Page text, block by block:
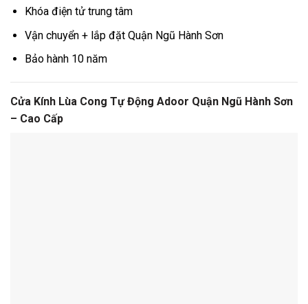
Khóa điện tử trung tâm
Vận chuyển + lắp đặt Quận Ngũ Hành Sơn
Bảo hành 10 năm
Cửa Kính Lùa Cong Tự Động Adoor Quận Ngũ Hành Sơn
– Cao Cấp